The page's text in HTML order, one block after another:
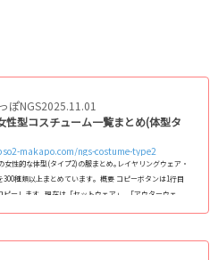
ぽNGS2025.11.01
性型コスチューム一覧まとめ(体型タ
makapo.com/ngs-costume-type2
女性的な体型(タイプ2)の服まとめ｡レイヤリングウェア・
300種類以上まとめています｡ 概要 コピーボタンは1行目
ピーします｡ 現在は「セットウェア」､「アウターウェ
ラーバリエーション」､「装飾の非表示箇所」､「カラー
できる詳細なページに飛びます｡ (adsbygoogle = windo